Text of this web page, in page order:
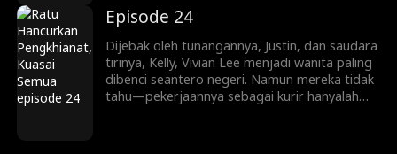
Lee. Mulai dari menjatuhkan lawan lewat
siaran langsung dan konflik keluarga, hingga
melatih Ryan Shaw yang pemalu menjadi
pewaris tangguh, Vivian memainkan
permainan kekuasaan dan balas dendam yang
kejam.
Episode 24
Dijebak oleh tunangannya, Justin, dan saudara
tirinya, Kelly, Vivian Lee menjadi wanita paling
dibenci seantero negeri. Namun mereka tidak
tahu—pekerjaannya sebagai kurir hanyalah